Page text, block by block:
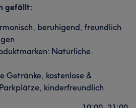
gefällt:
beruhigend, freundlich
Natürliche.
Getränke, kostenlose &
kinderfreundlich